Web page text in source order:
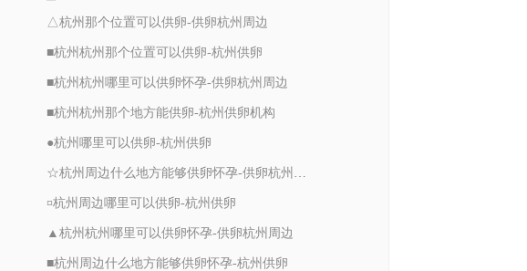
△杭州那个位置可以供卵-供卵杭州周边
■杭州杭州那个位置可以供卵-杭州供卵
■杭州杭州哪里可以供卵怀孕-供卵杭州周边
■杭州杭州那个地方能供卵-杭州供卵机构
●杭州哪里可以供卵-杭州供卵
☆杭州周边什么地方能够供卵怀孕-供卵杭州周边
¤杭州周边哪里可以供卵-杭州供卵
▲杭州杭州哪里可以供卵怀孕-供卵杭州周边
■杭州周边什么地方能够供卵怀孕-杭州供卵